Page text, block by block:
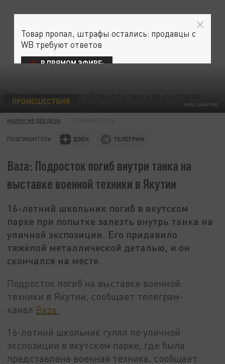
ФОТО: ЦАРЬГРАД
ПРОИСШЕСТВИЯ
МАРИЯ МЕДВЕДЕВА
ПОДПИШИТЕСЬ:
Baza: Подросток погиб внутри танка на
выставке военной техники в Якутии
16-летний школьник погиб в якутском
парке при попытке залезть внутрь танка на
уличной экспозиции. Его придавило
тяжёлой металлической деталью, и он
скончался на месте.
Подросток погиб на выставке военной
техники в Якутии, сообщает телеграм-
канал Baza.
16-летний школьник гулял по уличной
экспозиции в якутском парке, где была
представлена военная техника, сообщает
Товар пропал, штрафы остались: продавцы с
WB требуют ответов
В ПРЯМОМ ЭФИРЕ: